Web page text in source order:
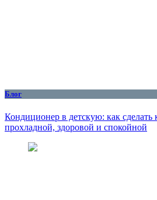
Блог
Кондиционер в детскую: как сделать
прохладной, здоровой и спокойной